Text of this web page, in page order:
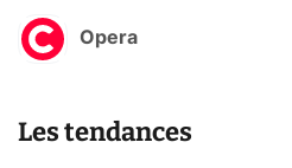
Opera
Les tendances